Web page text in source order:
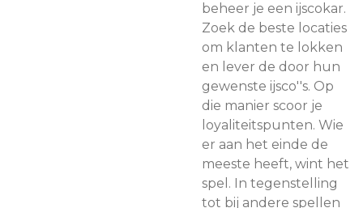
beheer je een ijscokar.
Zoek de beste locaties
om klanten te lokken
en lever de door hun
gewenste ijsco''s. Op
die manier scoor je
loyaliteitspunten. Wie
er aan het einde de
meeste heeft, wint het
spel. In tegenstelling
tot bij andere spellen